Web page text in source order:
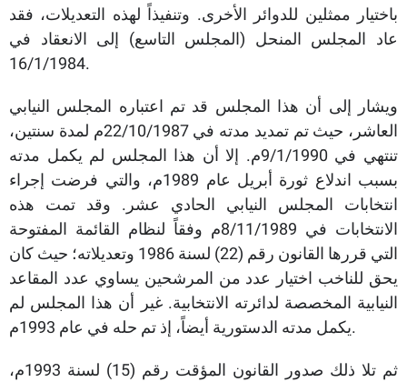
باختيار ممثلين للدوائر الأخرى. وتنفيذاً لهذه التعديلات، فقد
عاد المجلس المنحل (المجلس التاسع) إلى الانعقاد في
16/1/1984.
ويشار إلى أن هذا المجلس قد تم اعتباره المجلس النيابي
العاشر، حيث تم تمديد مدته في 22/10/1987م لمدة سنتين،
تنتهي في 9/1/1990م. إلا أن هذا المجلس لم يكمل مدته
بسبب اندلاع ثورة أبريل عام 1989م، والتي فرضت إجراء
انتخابات المجلس النيابي الحادي عشر. وقد تمت هذه
الانتخابات في 8/11/1989م وفقاً لنظام القائمة المفتوحة
التي قررها القانون رقم (22) لسنة 1986 وتعديلاته؛ حيث كان
يحق للناخب اختيار عدد من المرشحين يساوي عدد المقاعد
النيابية المخصصة لدائرته الانتخابية. غير أن هذا المجلس لم
يكمل مدته الدستورية أيضاً، إذ تم حله في عام 1993م.
ثم تلا ذلك صدور القانون المؤقت رقم (15) لسنة 1993م،